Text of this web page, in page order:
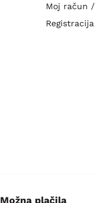
Moj račun /
Registracija
Možna plačila